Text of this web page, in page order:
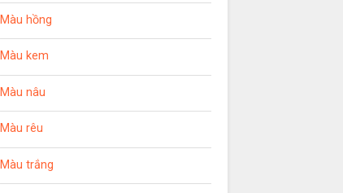
Màu hồng
Màu kem
Màu nâu
Màu rêu
Màu trắng